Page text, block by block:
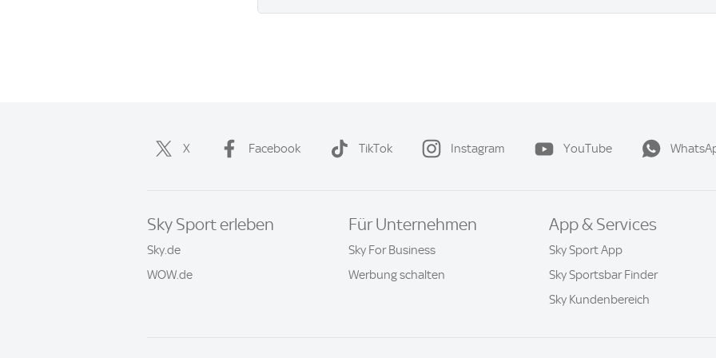
X Facebook TikTok Instagram YouTube
Sky Sport erleben
Sky.de
WOW.de
Für Unternehmen
Sky For Business
Werbung schalten
App & Services
Sky Sport App
Sky Sportsbar Finder
Sky Kundenbereich